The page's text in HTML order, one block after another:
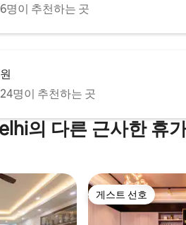
명이 추천하는 곳
명이 추천하는 곳
의 다른 근사한 휴
게스트 선호
게스트 선호